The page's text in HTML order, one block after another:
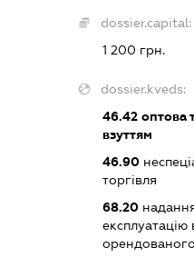
dossier.capital:
1 200 грн.
dossier.kveds:
46.42оптова
взуттям
46.90
торгівля
68.20
експлуатацію